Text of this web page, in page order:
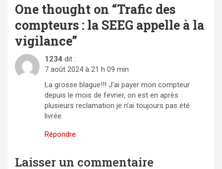
One thought on “Trafic des
compteurs : la SEEG appelle à la
vigilance”
1234 dit :
7 août 2024 à 21 h 09 min
La grosse blague!!! J’ai payer mon compteur
depuis le mois de fevrier, on est en après
plusieurs reclamation je n’ai toujours pas été
livrée.
Répondre
Laisser un commentaire